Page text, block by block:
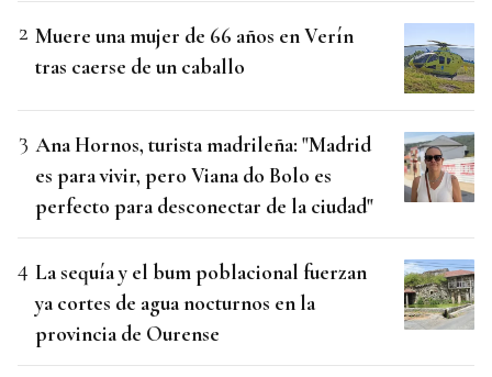
Muere una mujer de 66 años en Verín
tras caerse de un caballo
Ana Hornos, turista madrileña: "Madrid
es para vivir, pero Viana do Bolo es
perfecto para desconectar de la ciudad"
La sequía y el bum poblacional fuerzan
ya cortes de agua nocturnos en la
provincia de Ourense